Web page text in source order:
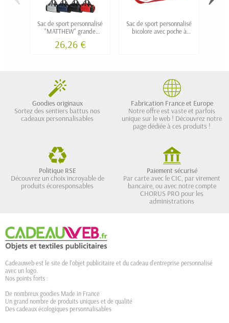
Sac de sport personnalisé
"MATTHEW" grande
26,26 €
Sac de sport personnalisé
bicolore avec poche à
Goodies originaux
Sortez des sentiers battus nos
cadeaux personnalisables
Fabrication France et Europe
Notre offre est vaste et parfois
unique sur le web ! Découvrez notre
page dédiée à ces produits !
Politique RSE
Découvrez un choix incroyable de
produits écoresponsables
Paiement sécurisé
Par carte avec le CIC, par virement
bancaire, ou avec notre compte
CHORUS PRO pour les
administrations
Cadeauweb est le site de l'objet publicitaire et du cadeau d'entreprise personnalisé
avec un logo.
Nos points forts :
De nombreux goodies Made in France
Un grand nombre de produits uniques et de qualité
Des cadeaux écologiques personnalisables